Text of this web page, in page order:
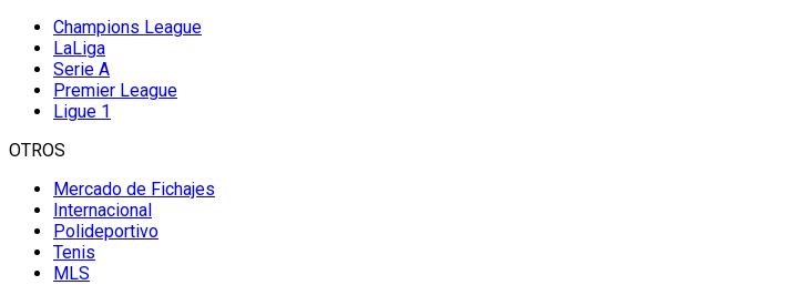
Champions League
LaLiga
Serie A
Premier League
Ligue 1
OTROS
Mercado de Fichajes
Internacional
Polideportivo
Tenis
MLS